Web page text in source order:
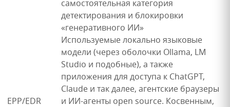
самостоятельная категория
детектирования и блокировки
«генеративного ИИ»
EPP/EDR
Используемые локально языковые
модели (через оболочки Ollama, LM
Studio и подобные), а также
приложения для доступа к ChatGPT,
Claude и так далее, агентские браузеры
и ИИ-агенты open source. Косвенным,